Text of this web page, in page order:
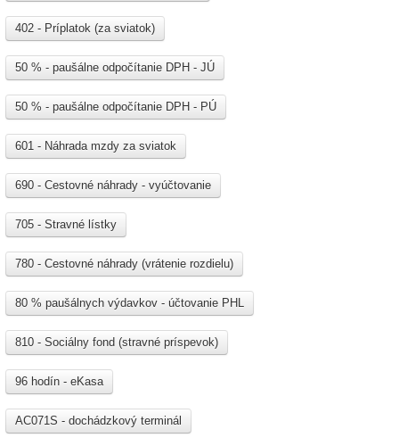
402 - Príplatok (za sviatok)
50 % - paušálne odpočítanie DPH - JÚ
50 % - paušálne odpočítanie DPH - PÚ
601 - Náhrada mzdy za sviatok
690 - Cestovné náhrady - vyúčtovanie
705 - Stravné lístky
780 - Cestovné náhrady (vrátenie rozdielu)
80 % paušálnych výdavkov - účtovanie PHL
810 - Sociálny fond (stravné príspevok)
96 hodín - eKasa
AC071S - dochádzkový terminál